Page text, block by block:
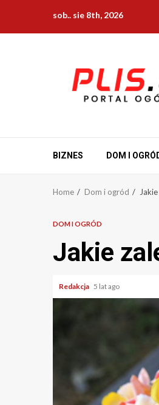
content
sob.. sie 8th, 2026
BIZNES DOM I
Home Dom i ogród
DOM I OGRÓD
Jakie
Redakcja 5 lat ago